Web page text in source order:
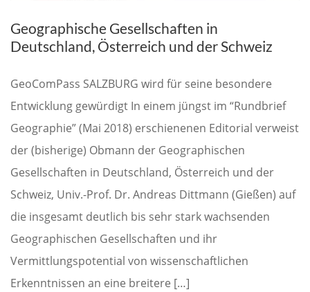
Geographische Gesellschaften in
Deutschland, Österreich und der Schweiz
GeoComPass SALZBURG wird für seine besondere
Entwicklung gewürdigt In einem jüngst im “Rundbrief
Geographie” (Mai 2018) erschienenen Editorial verweist
der (bisherige) Obmann der Geographischen
Gesellschaften in Deutschland, Österreich und der
Schweiz, Univ.-Prof. Dr. Andreas Dittmann (Gießen) auf
die insgesamt deutlich bis sehr stark wachsenden
Geographischen Gesellschaften und ihr
Vermittlungspotential von wissenschaftlichen
Erkenntnissen an eine breitere […]